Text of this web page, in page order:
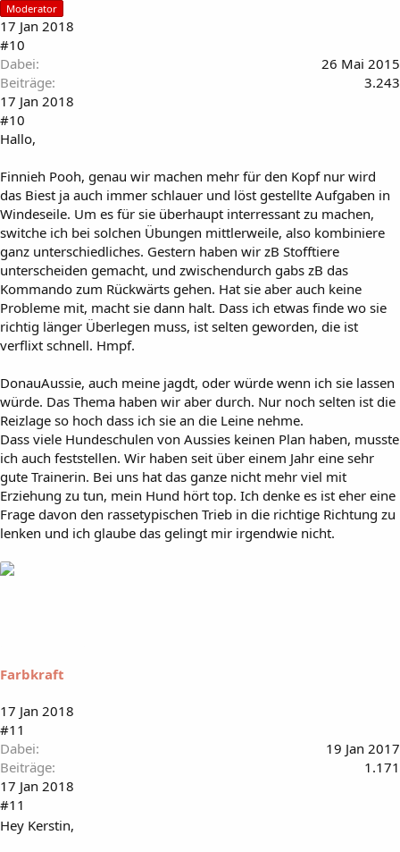
Moderator
17 Jan 2018
#10
Dabei
26 Mai 2015
Beiträge
3.243
17 Jan 2018
#10
Hallo,
Finnieh Pooh, genau wir machen mehr für den Kopf nur wird
das Biest ja auch immer schlauer und löst gestellte Aufgaben in
Windeseile. Um es für sie überhaupt interressant zu machen,
switche ich bei solchen Übungen mittlerweile, also kombiniere
ganz unterschiedliches. Gestern haben wir zB Stofftiere
unterscheiden gemacht, und zwischendurch gabs zB das
Kommando zum Rückwärts gehen. Hat sie aber auch keine
Probleme mit, macht sie dann halt. Dass ich etwas finde wo sie
richtig länger Überlegen muss, ist selten geworden, die ist
verflixt schnell. Hmpf.
DonauAussie, auch meine jagdt, oder würde wenn ich sie lassen
würde. Das Thema haben wir aber durch. Nur noch selten ist die
Reizlage so hoch dass ich sie an die Leine nehme.
Dass viele Hundeschulen von Aussies keinen Plan haben, musste
ich auch feststellen. Wir haben seit über einem Jahr eine sehr
gute Trainerin. Bei uns hat das ganze nicht mehr viel mit
Erziehung zu tun, mein Hund hört top. Ich denke es ist eher eine
Frage davon den rassetypischen Trieb in die richtige Richtung zu
lenken und ich glaube das gelingt mir irgendwie nicht.
Farbkraft
17 Jan 2018
#11
Dabei
19 Jan 2017
Beiträge
1.171
17 Jan 2018
#11
Hey Kerstin,